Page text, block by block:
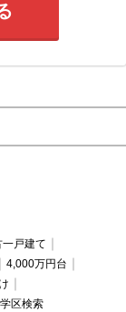
一戸建て
4,000万円台
学区検索